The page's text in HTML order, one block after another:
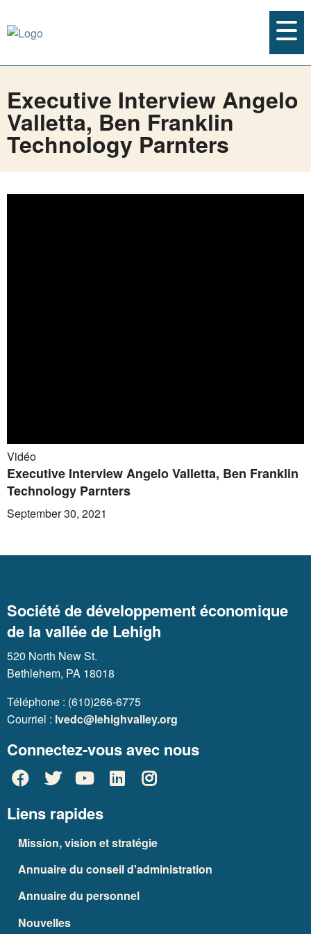
Executive Interview Angelo
Valletta, Ben Franklin
Technology Parnters
Vidéo
Executive Interview Angelo Valletta, Ben Franklin
Technology Parnters
September 30, 2021
Société de développement économique
de la vallée de Lehigh
520 North New St.
Bethlehem, PA 18018
Téléphone : (610)266-6775
Courriel : lvedc@lehighvalley.org
Connectez-vous avec nous
Liens rapides
Mission, vision et stratégie
Annuaire du conseil d'administration
Annuaire du personnel
Nouvelles